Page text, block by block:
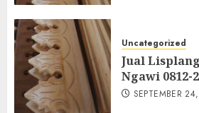
Uncategorized
Jual
Ngawi 0812-
SEPTEMBER